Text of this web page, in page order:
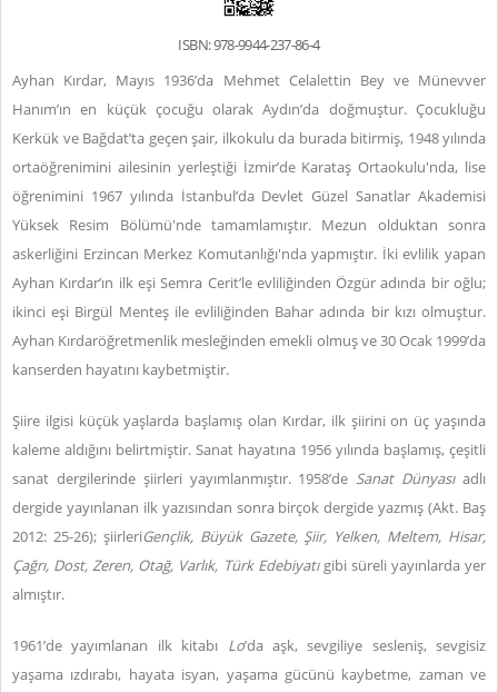
ISBN: 978-9944-237-86-4
Ayhan Kırdar, Mayıs 1936’da Mehmet Celalettin Bey ve Münevver
Hanım’ın en küçük çocuğu olarak Aydın’da doğmuştur. Çocukluğu
Kerkük ve Bağdat’ta geçen şair, ilkokulu da burada bitirmiş, 1948 yılında
ortaöğrenimini ailesinin yerleştiği İzmir’de Karataş Ortaokulu'nda, lise
öğrenimini 1967 yılında İstanbul’da Devlet Güzel Sanatlar Akademisi
Yüksek Resim Bölümü'nde tamamlamıştır. Mezun olduktan sonra
askerliğini Erzincan Merkez Komutanlığı'nda yapmıştır. İki evlilik yapan
Ayhan Kırdar’ın ilk eşi Semra Cerit’le evliliğinden Özgür adında bir oğlu;
ikinci eşi Birgül Menteş ile evliliğinden Bahar adında bir kızı olmuştur.
Ayhan Kırdaröğretmenlik mesleğinden emekli olmuş ve 30 Ocak 1999’da
kanserden hayatını kaybetmiştir.
Şiire ilgisi küçük yaşlarda başlamış olan Kırdar, ilk şiirini on üç yaşında
kaleme aldığını belirtmiştir. Sanat hayatına 1956 yılında başlamış, çeşitli
sanat dergilerinde şiirleri yayımlanmıştır. 1958’de Sanat Dünyasıadlı
dergide yayınlanan ilk yazısından sonra birçok dergide yazmış (Akt. Baş
2012: 25-26); şiirleriGençlik, Büyük Gazete, Şiir, Yelken, Meltem, Hisar,
Çağrı, Dost, Zeren, Otağ, Varlık, Türk Edebiyatıgibi süreli yayınlarda yer
almıştır.
1961’de yayımlanan ilk kitabı Lo’da aşk, sevgiliye sesleniş, sevgisiz
yaşama ızdırabı, hayata isyan, yaşama gücünü kaybetme, zaman ve